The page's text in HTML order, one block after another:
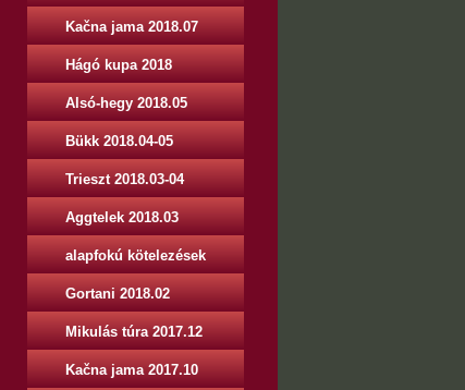
Kačna jama 2018.07
Hágó kupa 2018
Alsó-hegy 2018.05
Bükk 2018.04-05
Trieszt 2018.03-04
Aggtelek 2018.03
alapfokú kötelezések
Gortani 2018.02
Mikulás túra 2017.12
Kačna jama 2017.10